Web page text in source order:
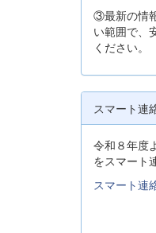
③最新の情
い範囲で、
ください。
スマート連
令和８年度
をスマート
スマート連